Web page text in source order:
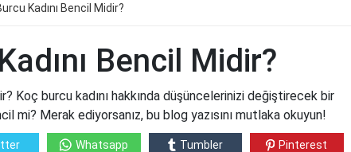
Kadını Bencil Midir?
Bencil Midir?
Koç burcu kadını hakkında düşüncelerinizi değiştirecek bir
mi? Merak ediyorsanız, bu blog yazısını mutlaka okuyun!
Whatsapp Tumbler Pinterest